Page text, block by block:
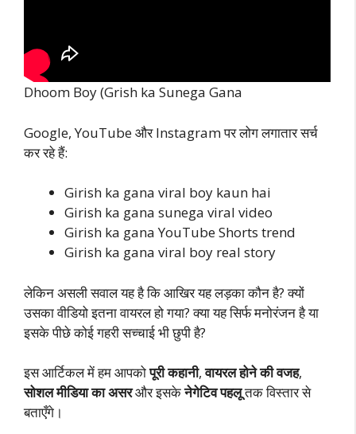
Dhoom Boy (Grish ka Sunega Gana
Google, YouTube और Instagram पर लोग लगातार सर्च
कर रहे हैं:
Girish ka gana viral boy kaun hai
Girish ka gana sunega viral video
Girish ka gana YouTube Shorts trend
Girish ka gana viral boy real story
लेकिन असली सवाल यह है कि आखिर यह लड़का कौन है? क्यों
उसका वीडियो इतना वायरल हो गया? क्या यह सिर्फ मनोरंजन है या
इसके पीछे कोई गहरी सच्चाई भी छुपी है?
इस आर्टिकल में हम आपकोपूरी कहानी,वायरल होने की वजह,
सोशल मीडिया का असरऔर इसकेनेगेटिव पहलूतक विस्तार से
बताएँगे।